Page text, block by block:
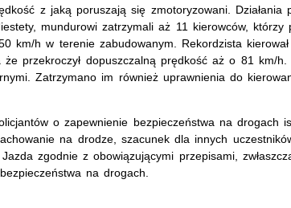
z jaką poruszają się zmotoryzowani. Działania
mundurowi zatrzymali aż 11 kierowców, którzy
km/h w terenie zabudowanym. Rekordzista
przekroczył dopuszczalną prędkość aż o 81 km/h.
Zatrzymano im również uprawnienia do
o zapewnienie bezpieczeństwa na drogach
na drodze, szacunek dla innych
zgodnie z obowiązującymi przepisami,
na drogach.